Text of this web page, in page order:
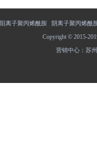
阳离子聚丙烯酰胺
阴离子聚丙烯酰
Copyright © 2015-
营销中心：苏